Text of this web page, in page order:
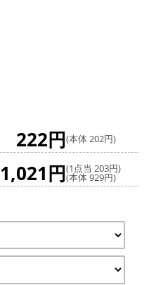
222円(本体 202円)
1,021円(1点当 203円)
(本体 929円)